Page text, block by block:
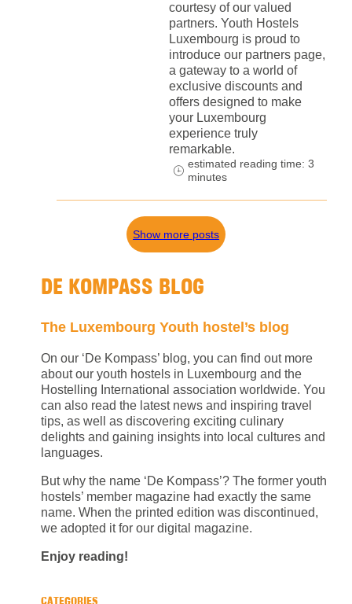
courtesy of our valued
partners. Youth Hostels
Luxembourg is proud to
introduce our partners page,
a gateway to a world of
exclusive discounts and
offers designed to make
your Luxembourg
experience truly
remarkable.
estimated reading time: 3
minutes
Show more posts
DE KOMPASS BLOG
The Luxembourg Youth hostel’s blog
On our ‘De Kompass’ blog, you can find out more
about our youth hostels in Luxembourg and the
Hostelling International association worldwide. You
can also read the latest news and inspiring travel
tips, as well as discovering exciting culinary
delights and gaining insights into local cultures and
languages.
But why the name ‘De Kompass’? The former youth
hostels’ member magazine had exactly the same
name. When the printed edition was discontinued,
we adopted it for our digital magazine.
Enjoy reading!
CATEGORIES